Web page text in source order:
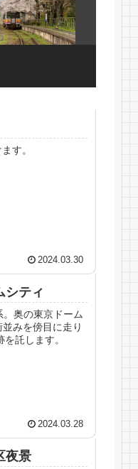
す。
2024.03.30
シティ
奥の東京ドーム
みを傍目に走り
託します。
2024.03.28
夜景